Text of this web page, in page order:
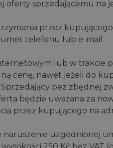
sprzedającemu na
przez kupującego
telefonu lub e-mail
lub w trakcie
cenę, nawet jeżeli do
bez zbędnej
będzie uważana za
przez kupującego na
naruszenie uzgodnionej